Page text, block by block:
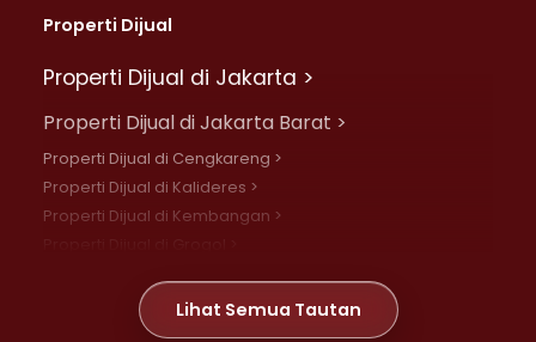
Properti Dijual
Properti Dijual di Jakarta >
Properti Dijual di Jakarta Barat >
Properti Dijual di Cengkareng >
Properti Dijual di Kalideres >
Properti Dijual di Kembangan >
Properti Dijual di Meruya >
Properti Dijual di Jelambar >
Lihat Semua Tautan